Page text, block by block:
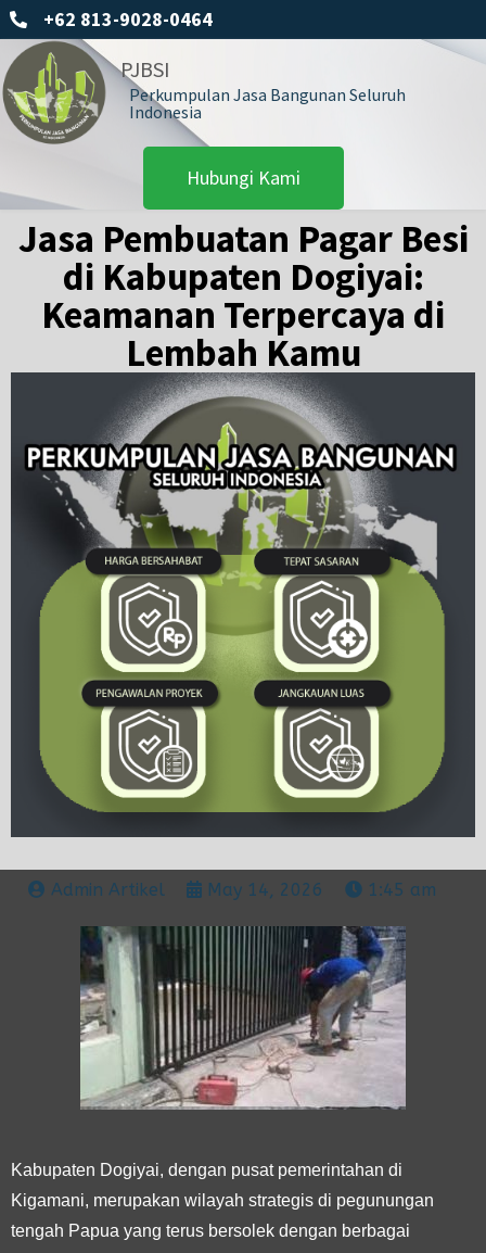
+62 813-9028-0464
PJBSI
Perkumpulan Jasa Bangunan Seluruh
Indonesia
Hubungi Kami
Jasa Pembuatan Pagar Besi
di Kabupaten Dogiyai:
Keamanan Terpercaya di
Lembah Kamu
Admin Artikel May 14, 2026 1:45 am
Kabupaten Dogiyai, dengan pusat pemerintahan di
Kigamani, merupakan wilayah strategis di pegunungan
tengah Papua yang terus bersolek dengan berbagai